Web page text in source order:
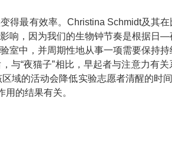
得最有效率。Christina Schmidt及其在
响，因为我们的生物钟节奏是根据日
中，并周期性地从事一项需要保持持
与“夜猫子”相比，早起者与注意力有
域的活动会降低实验志愿者清醒的时间
的结果有关。